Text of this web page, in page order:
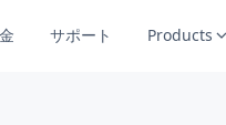
サポート Products